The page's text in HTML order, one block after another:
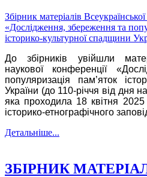
Збірник матеріалів
«Дослідження, збереження та
історико-культурної спадщини
До збірників увійшли
наукової конференції
популяризація пам’яток
України (до 110-річчя від дня
яка проходила 18 квітня
історико-етнографічного
Детальніше...
ЗБІРНИК